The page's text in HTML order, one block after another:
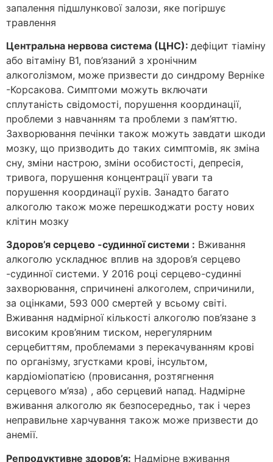
запалення підшлункової залози, яке погіршує
травлення
Центральна нервова система (ЦНС): дефіцит тіаміну
або вітаміну В1, пов’язаний з хронічним
алкоголізмом, може призвести до синдрому Верніке
-Корсакова. Симптоми можуть включати
сплутаність свідомості, порушення координації,
проблеми з навчанням та проблеми з пам’яттю.
Захворювання печінки також можуть завдати шкоди
мозку, що призводить до таких симптомів, як зміна
сну, зміни настрою, зміни особистості, депресія,
тривога, порушення концентрації уваги та
порушення координації рухів. Занадто багато
алкоголю також може перешкоджати росту нових
клітин мозку
Здоров’я серцево -судинної системи : Вживання
алкоголю ускладнює вплив на здоров’я серцево
-судинної системи. У 2016 році серцево-судинні
захворювання, спричинені алкоголем, спричинили,
за оцінками, 593 000 смертей у всьому світі.
Вживання надмірної кількості алкоголю пов’язане з
високим кров’яним тиском, нерегулярним
серцебиттям, проблемами з перекачуванням крові
по організму, згустками крові, інсультом,
кардіоміопатією (провисання, розтягнення
серцевого м’яза) , або серцевий напад. Надмірне
вживання алкоголю як безпосередньо, так і через
неправильне харчування також може призвести до
анемії.
Репродуктивне здоров’я: Надмірне вживання